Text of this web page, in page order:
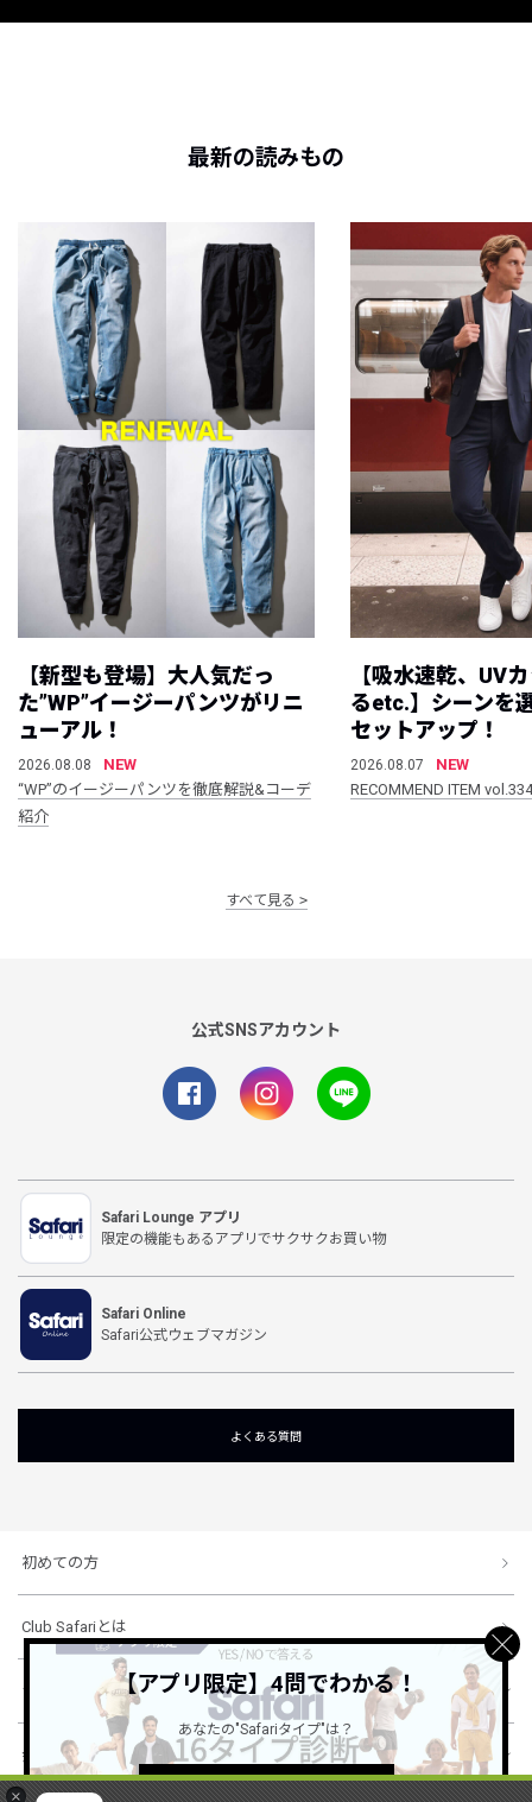
×
最新の読みもの
【新型も登場】大人気だっ
た”WP”イージーパンツがリニ
ューアル！
2026.08.08
NEW
“WP”のイージーパンツを徹底解説&コーデ
紹介
【吸水速乾、UV
るetc.】シーンを
セットアップ！
2026.08.07
NEW
RECOMMEND ITEM vol.334
すべて見る
公式SNSアカウント
Safari Lounge アプリ
限定の機能もあるアプリでサクサクお買い物
Safari Online
Safari公式ウェブマガジン
よくある質問
初めての方
Club Safariとは
ショッピングガイド
会社概要・規約
【アプリ限定】4問でわかる！
あなたの"Safariタイプ"は？
詳しくはこちら ＞